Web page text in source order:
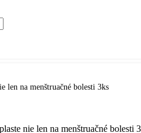
len na menštruačné bolesti 3ks